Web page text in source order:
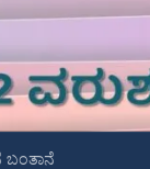
ಬಂತಾನೆ